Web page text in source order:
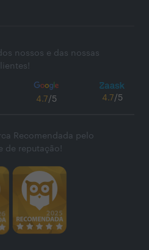
nossos e das nossas
4.7/5 4.7/5
Recomendada pelo
de reputação!